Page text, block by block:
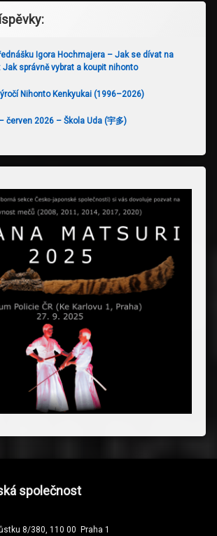
Igora Hochmajera – Jak se dívat na
Jak správně vybrat a koupit nihonto
Nihonto Kenkyukai (1996–2026)
červen 2026 – Škola Uda (宇多)
společnost
8/380, 110 00 Praha 1